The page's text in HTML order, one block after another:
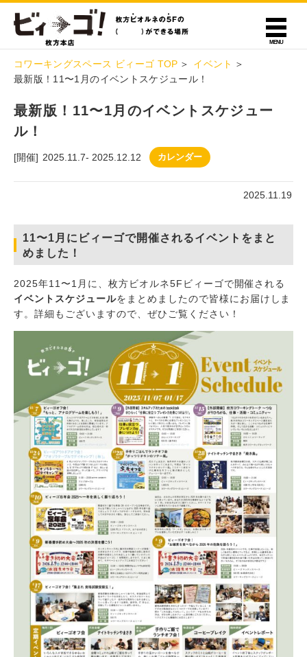
コワーキングスペース ビィーゴ TOP
イベント
最新版！11〜1月のイベントスケジュール！
最新版！11〜1月のイベントスケジュー
ル！
[開催] 2025.11.7- 2025.12.12 カレンダー
2025.11.19
11〜1月にビィーゴで開催されるイベントをまと
めました！
2025年11〜1月に、枚方ビオルネ5Fビィーゴで開催される
イベントスケジュールをまとめましたので皆様にお届けしま
す。詳細もございますので、ぜひご覧ください！